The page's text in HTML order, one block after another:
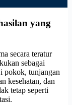
yang
secara teratur
sebagai
pokok, tunjangan
kesehatan, dan
tetap seperti